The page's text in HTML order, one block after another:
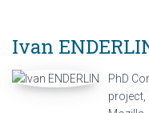
Ivan
PhD
project,